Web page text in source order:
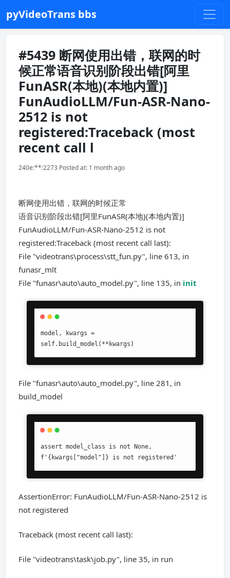
pyVideoTrans bbs
#5439 断网使用出错，联网的时
候正常语音识别阶段出错[阿里
FunASR(本地)(本地内置)]
FunAudioLLM/Fun-ASR-Nano-
2512 is not
registered:Traceback (most
recent call l
240e:**:2273 Posted at: 1 month ago
断网使用出错，联网的时候正常
语音识别阶段出错[阿里FunASR(本地)(本地内置)]
FunAudioLLM/Fun-ASR-Nano-2512 is not
registered:Traceback (most recent call last):
File "videotrans\process\stt_fun.py", line 613, in
funasr_mlt
File "funasr\auto\auto_model.py", line 135, in init
model, kwargs =
self.build_model(**kwargs)
File "funasr\auto\auto_model.py", line 281, in
build_model
assert model_class is not None,
f'{kwargs["model"]} is not registered'
AssertionError: FunAudioLLM/Fun-ASR-Nano-2512 is
not registered
Traceback (most recent call last):
File "videotrans\task\job.py", line 35, in run